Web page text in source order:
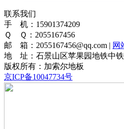
联系我们
手 机：15901374209
Ｑ Ｑ：2055167456
邮 箱：2055167456@qq.com | 网
地 址：石景山区苹果园地铁中铁
版权所有：加索尔地板
京ICP备10047734号